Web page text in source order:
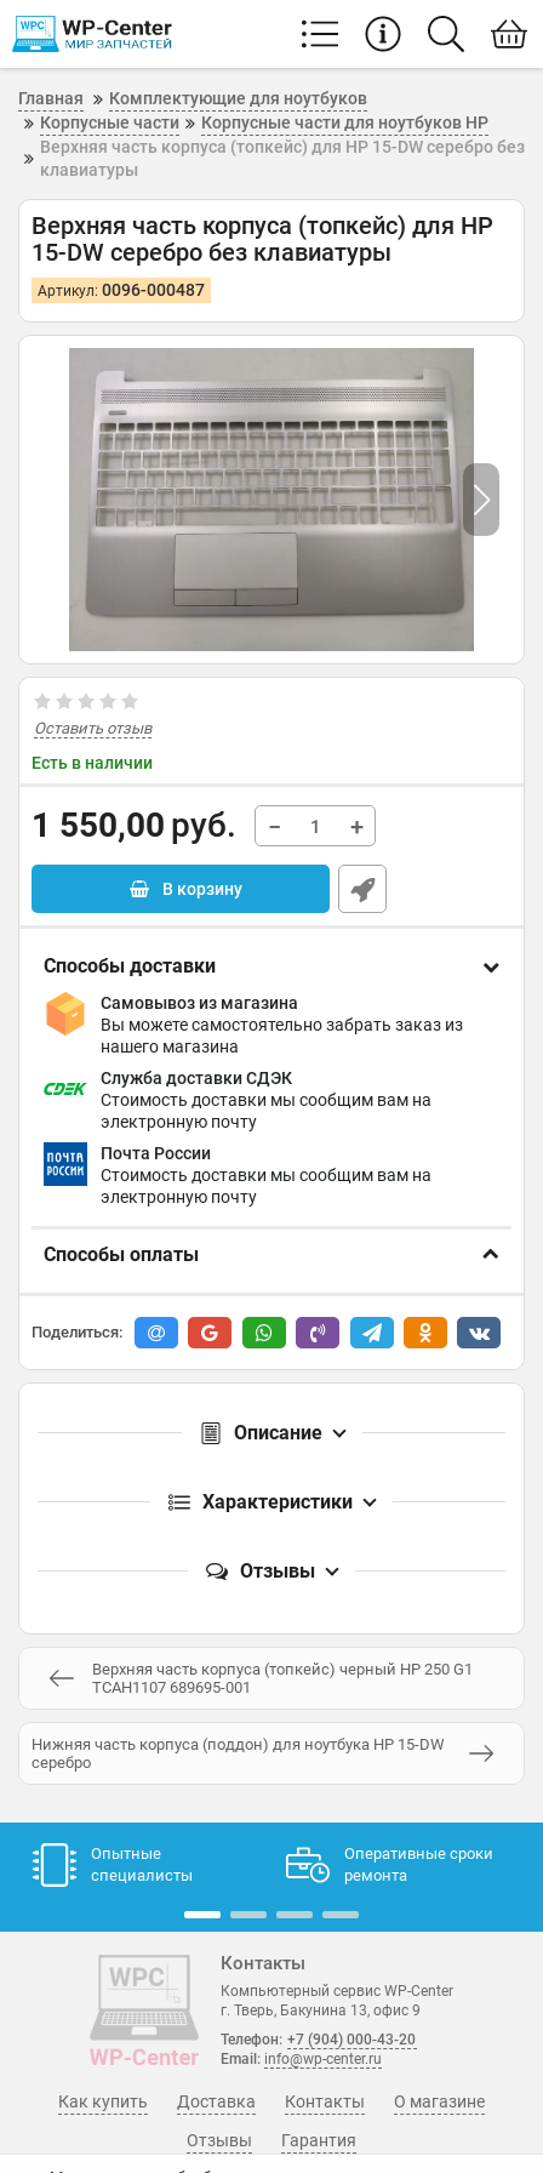
Главная
Комплектующие для ноутбуков
Корпусные части
Корпусные части для ноутбуков HP
Верхняя часть корпуса (топкейс) для HP 15-DW серебро без
клавиатуры
Верхняя часть корпуса (топкейс) для HP
15-DW серебро без клавиатуры
Артикул: 0096-000487
Оставить отзыв
Есть в наличии
1 550,00 руб. − +
В корзину
Способы доставки
Самовывоз из магазина
Вы можете самостоятельно забрать заказ из
нашего магазина
Служба доставки СДЭК
Стоимость доставки мы сообщим вам на
электронную почту
Почта России
Стоимость доставки мы сообщим вам на
электронную почту
Способы оплаты
Поделиться:
Описание
Характеристики
Отзывы
Верхняя часть корпуса (топкейс) черный HP 250 G1
TCAH1107 689695-001
Нижняя часть корпуса (поддон) для ноутбука HP 15-DW
серебро
Опытные
специалисты
Оперативные сроки
ремонта
Контакты
Компьютерный сервис WP-Center
г. Тверь, Бакунина 13, офис 9
Телефон: +7 (904) 000-43-20
Email: info@wp-center.ru
О магазине
Гарантия
Отзывы
Как купить Доставка Контакты